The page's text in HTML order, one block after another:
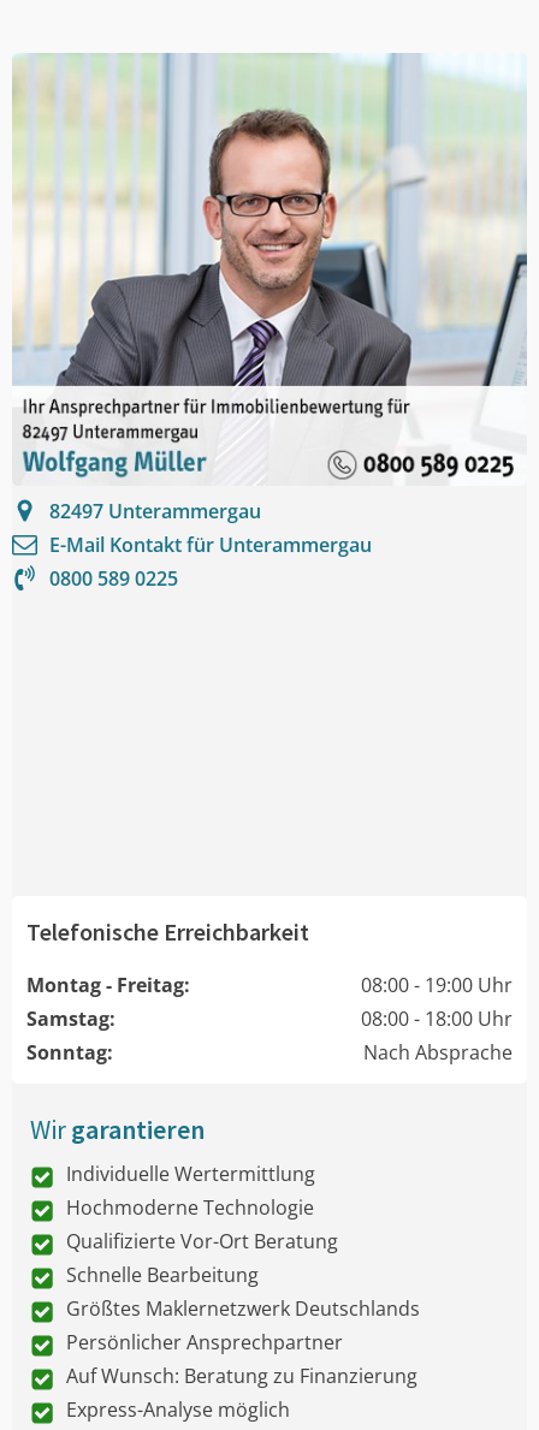
82497 Unterammergau
E-Mail Kontakt für Unterammergau
0800 589 0225
Telefonische Erreichbarkeit
Montag - Freitag:
08:00 - 19:00 Uhr
Samstag:
08:00 - 18:00 Uhr
Sonntag:
Nach Absprache
Wirgarantieren
Individuelle Wertermittlung
Hochmoderne Technologie
Qualifizierte Vor-Ort Beratung
Schnelle Bearbeitung
Größtes Maklernetzwerk Deutschlands
Persönlicher Ansprechpartner
Auf Wunsch: Beratung zu Finanzierung
Express-Analyse möglich